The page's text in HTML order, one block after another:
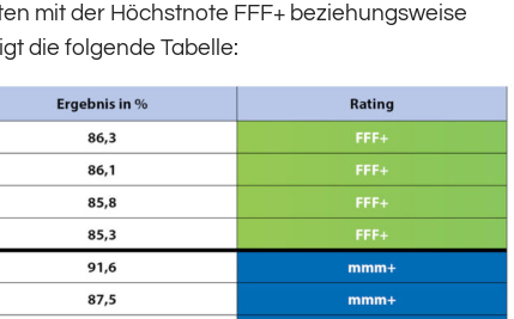
mit der Höchstnote FFF+ beziehungsweise
die folgende Tabelle: